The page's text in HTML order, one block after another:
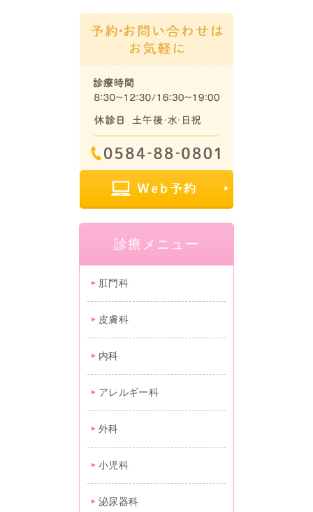
診療メニュー
肛門科
皮膚科
内科
アレルギー科
外科
小児科
泌尿器科